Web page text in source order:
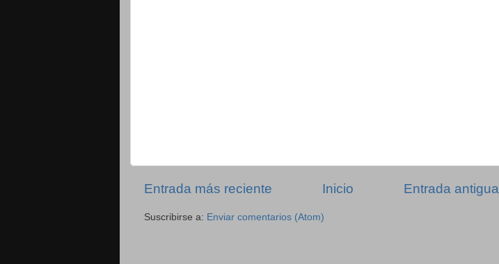
Entrada más reciente Entrada antigua
Inicio
Suscribirse a: Enviar comentarios (Atom)